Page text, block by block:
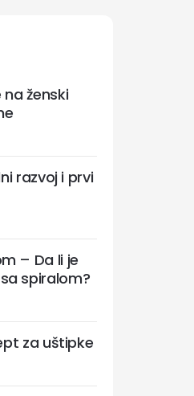
ženski
razvoj i prvi
– Da li je
spiralom?
za uštipke